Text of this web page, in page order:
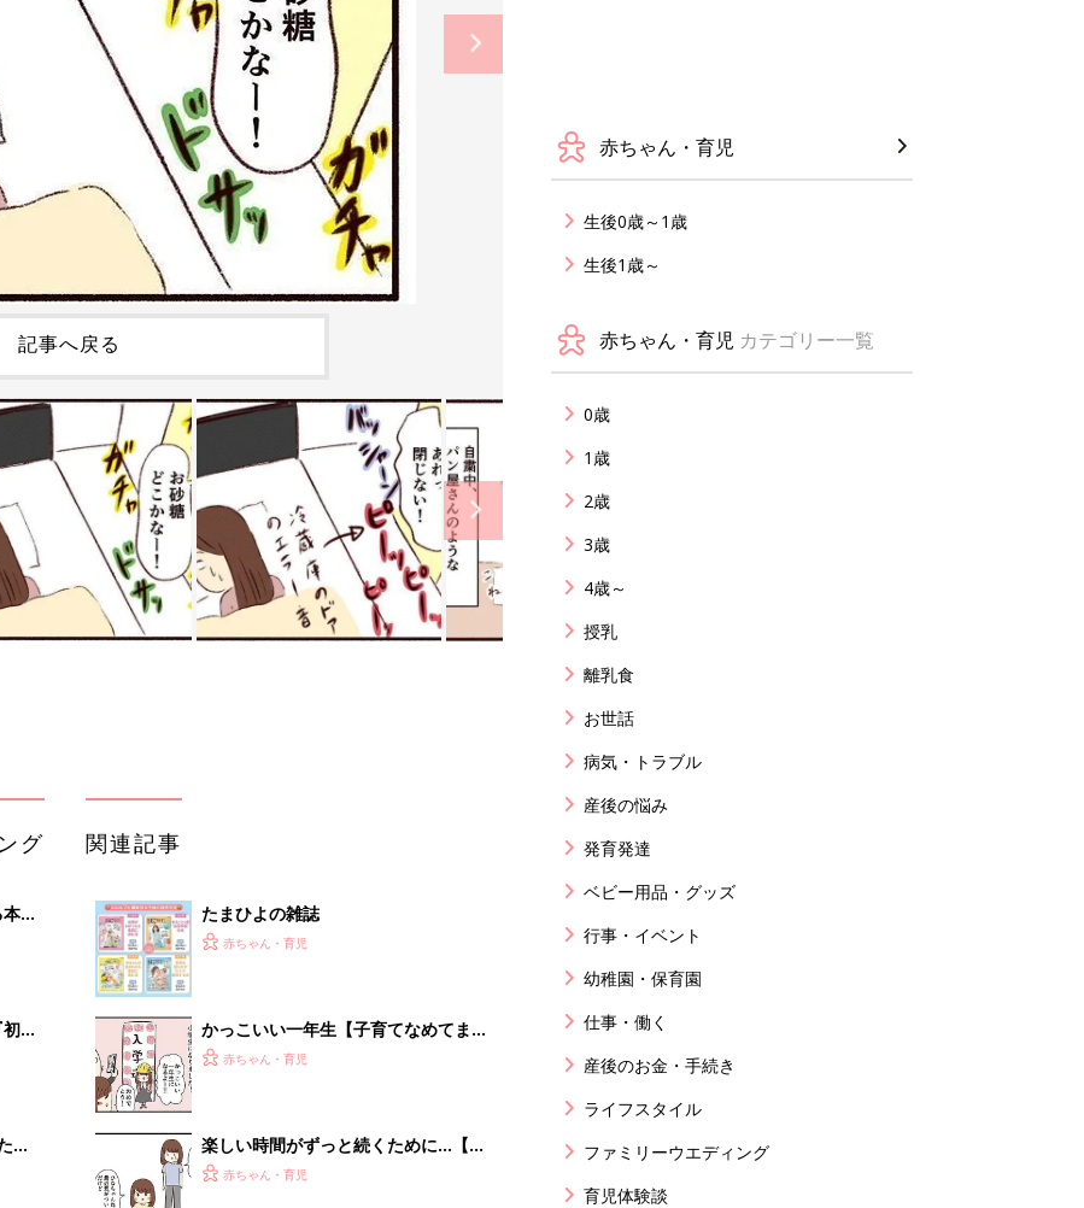
記事へ戻る
グ
め
ま
関連記事
たまひよの雑誌
赤ちゃん・育児
かっこいい一年生【子育てなめてまし
た日記#115】
赤ちゃん・育児
楽しい時間がずっと続くために…【子
育てなめてました日記#95】
赤ちゃん・育児
赤ちゃん・育児
生後0歳～1歳
生後1歳～
赤ちゃん・育児 カテゴリー一覧
0歳
1歳
2歳
3歳
4歳～
授乳
離乳食
お世話
病気・トラブル
産後の悩み
発育発達
ベビー用品・グッズ
行事・イベント
幼稚園・保育園
仕事・働く
産後のお金・手続き
ライフスタイル
ファミリーウエディング
育児体験談